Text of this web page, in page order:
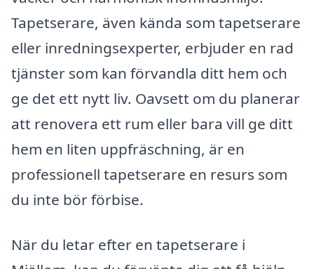
Tapetserare, även kända som tapetserare
eller inredningsexperter, erbjuder en rad
tjänster som kan förvandla ditt hem och
ge det ett nytt liv. Oavsett om du planerar
att renovera ett rum eller bara vill ge ditt
hem en liten uppfräschning, är en
professionell tapetserare en resurs som
du inte bör förbise.
När du letar efter en tapetserare i